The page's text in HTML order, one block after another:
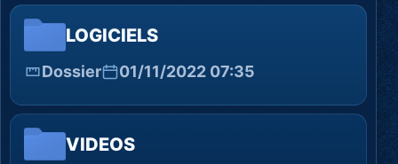
LOGICIELS
Dossier 01/11/2022 07:35
VIDEOS